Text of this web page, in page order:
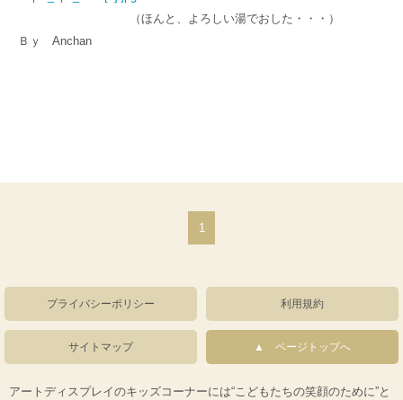
（ほんと、よろしい湯でおした・・・）
Ｂｙ Anchan
1
プライバシーポリシー 利用規約
サイトマップ ページトップへ
アートディスプレイのキッズコーナーには“こどもたちの笑顔のために”と